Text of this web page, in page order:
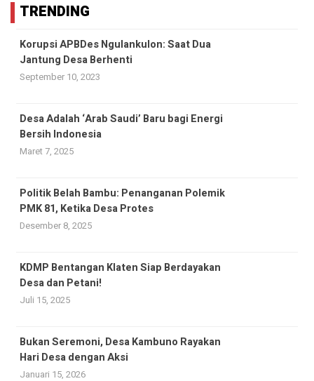
TRENDING
Korupsi APBDes Ngulankulon: Saat Dua
Jantung Desa Berhenti
September 10, 2023
Desa Adalah ‘Arab Saudi’ Baru bagi Energi
Bersih Indonesia
Maret 7, 2025
Politik Belah Bambu: Penanganan Polemik
PMK 81, Ketika Desa Protes
Desember 8, 2025
KDMP Bentangan Klaten Siap Berdayakan
Desa dan Petani!
Juli 15, 2025
Bukan Seremoni, Desa Kambuno Rayakan
Hari Desa dengan Aksi
Januari 15, 2026